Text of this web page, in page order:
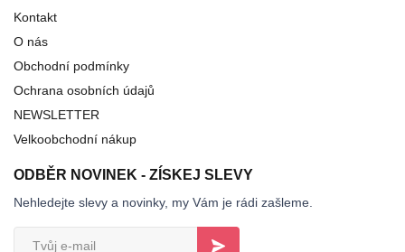
Kontakt
O nás
Obchodní podmínky
Ochrana osobních údajů
NEWSLETTER
Velkoobchodní nákup
ODBĚR NOVINEK - ZÍSKEJ SLEVY
Nehledejte slevy a novinky, my Vám je rádi zašleme.